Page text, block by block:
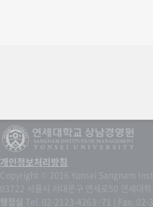
개인정보처리방침
Copyright © 2016 Yonsei Sangnam
03722 서울시 서대문구 연세로50 연세대학
행정실 Tel. 02-2123-4263~71 | Fax. 02-